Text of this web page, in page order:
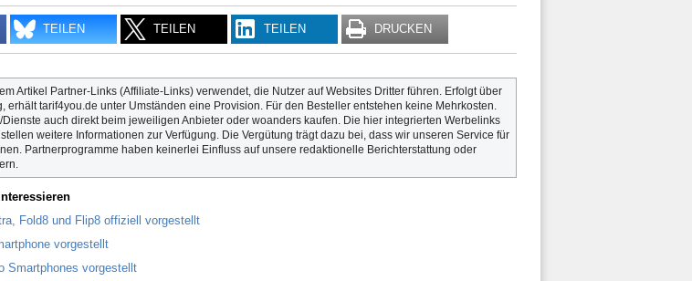
TEILEN TEILEN TEILEN DRUCKEN
Artikel Partner-Links (Affiliate-Links) verwendet, die Nutzer auf Websites Dritter führen. Erfolgt über
erhält tarif4you.de unter Umständen eine Provision. Für den Besteller entstehen keine Mehrkosten.
auch direkt beim jeweiligen Anbieter oder woanders kaufen. Die hier integrierten Werbelinks
weitere Informationen zur Verfügung. Die Vergütung trägt dazu bei, dass wir unseren Service für
Partnerprogramme haben keinerlei Einfluss auf unsere redaktionelle Berichterstattung oder
Fold8 und Flip8 offiziell vorgestellt
vorgestellt
Smartphones vorgestellt